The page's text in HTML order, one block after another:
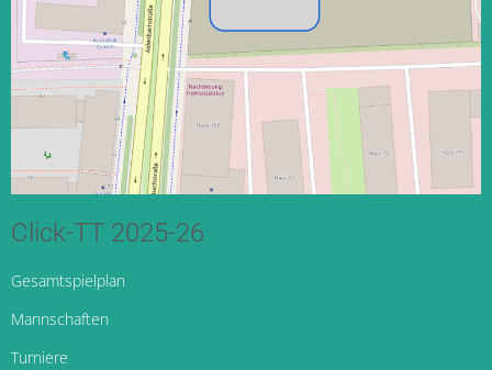
Click-TT 2025-26
Gesamtspielplan
Mannschaften
Turniere